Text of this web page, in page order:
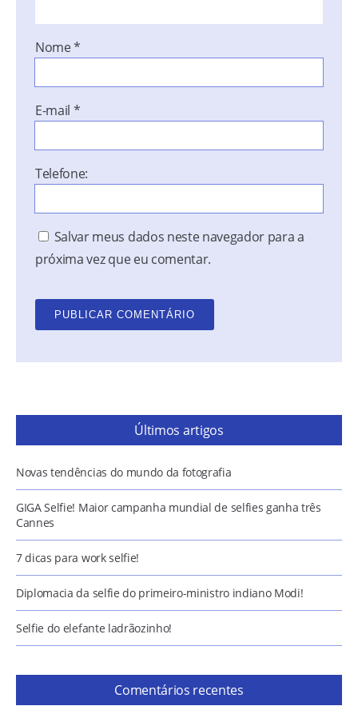
Nome*
E-mail *
Telefone:
Salvar meus dados neste navegador para a
próxima vez que eu comentar.
Últimos artigos
Novas tendências do mundo da fotografia
GIGA Selfie! Maior campanha mundial de selfies ganha três
Cannes
7 dicas para work selfie!
Diplomacia da selfie do primeiro-ministro indiano Modi!
Selfie do elefante ladrãozinho!
Comentários recentes